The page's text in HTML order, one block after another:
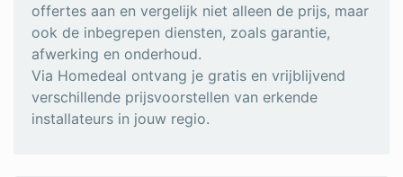
offertes aan en vergelijk niet alleen de prijs, maar
ook de inbegrepen diensten, zoals garantie,
afwerking en onderhoud.
Via Homedeal ontvang je gratis en vrijblijvend
verschillende prijsvoorstellen van erkende
installateurs in jouw regio.